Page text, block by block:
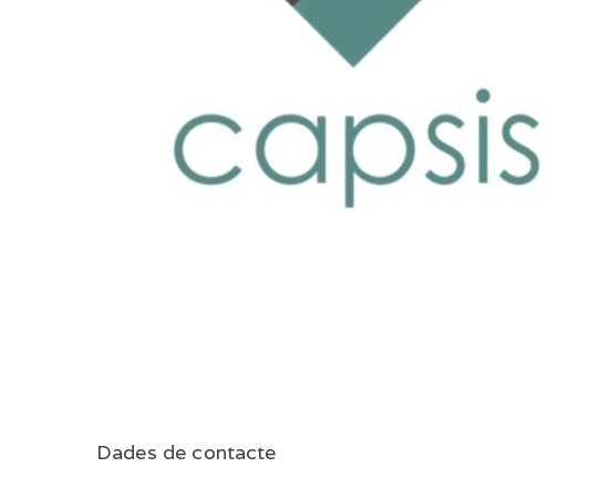
Dades de contacte